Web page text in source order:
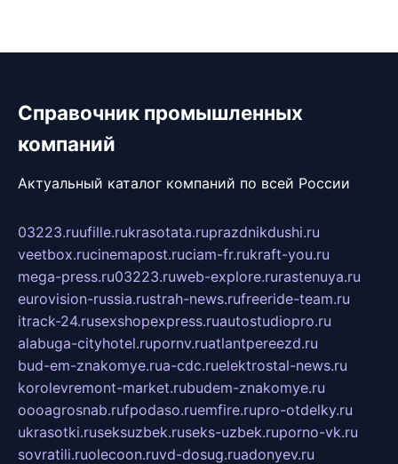
Справочник промышленных
компаний
Актуальный каталог компаний по всей России
03223.ruufille.rukrasotata.ruprazdnikdushi.ru
veetbox.rucinemapost.ruciam-fr.rukraft-you.ru
mega-press.ru03223.ruweb-explore.rurastenuya.ru
eurovision-russia.rustrah-news.rufreeride-team.ru
itrack-24.rusexshopexpress.ruautostudiopro.ru
alabuga-cityhotel.rupornv.ruatlantpereezd.ru
bud-em-znakomye.rua-cdc.ruelektrostal-news.ru
korolevremont-market.rubudem-znakomye.ru
oooagrosnab.rufpodaso.ruemfire.rupro-otdelky.ru
ukrasotki.ruseksuzbek.ruseks-uzbek.ruporno-vk.ru
sovratili.ruolecoon.ruvd-dosug.ruadonyev.ru